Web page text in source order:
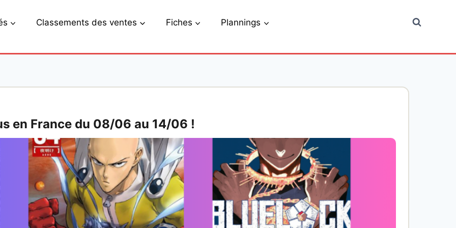
Classements des ventes Fiches Plannings
en France du 08/06 au 14/06 !